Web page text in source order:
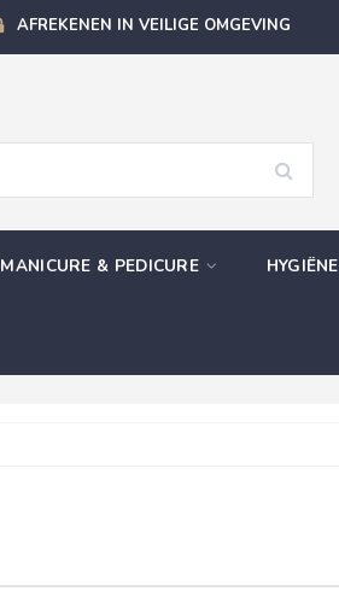
AFREKENEN IN VEILIGE OMGEVING
MANICURE & PEDICURE HYGIËNE